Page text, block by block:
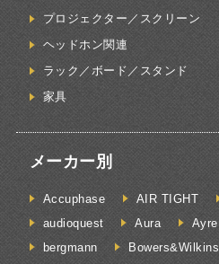
プロジェクター／スクリーン
ヘッドホン関連
ラック／ボード／スタンド
家具
メーカー別
Accuphase AIR TIGHT
audioquest
Aura Ayre
bergmann
Bowers&Wilkins